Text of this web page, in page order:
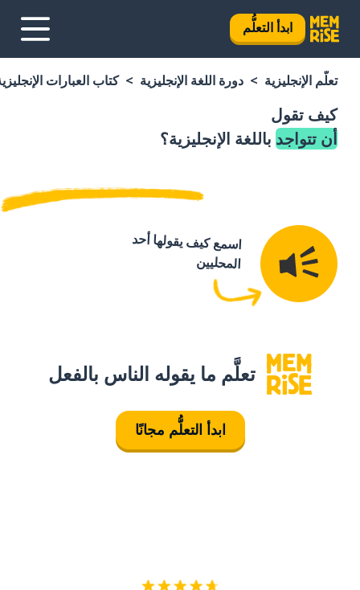
ابدأ التعلُّم
تعلَّم الإنجليزية دورة اللغة الإنجليزية كتاب العبارات
كيف تقول
أن تتواجد باللغة الإنجليزية؟
اسمع كيف يقولها أحد
المحليين
تعلَّم ما يقوله الناس بالفعل
ابدأ التعلُّم مجانًا